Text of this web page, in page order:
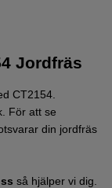
Jordfräs
CT2154.
För att se
din jordfräs
så hjälper vi dig.